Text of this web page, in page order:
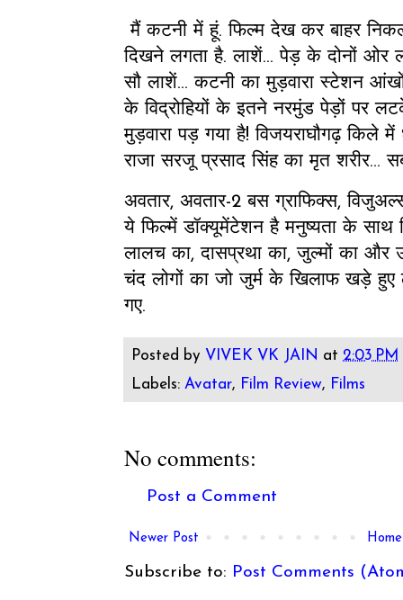
मैं कटनी में हूं. फिल्म देख कर बाहर
दिखने लगता है. लाशें... पेड़ के दोनों ओर
सौ लाशें... कटनी का मुड़वारा स्टेशन
के विद्रोहियों के इतने नरमुंड पेड़ों पर
मुड़वारा पड़ गया है! विजयराघौगढ़ किले में
राजा सरजू प्रसाद सिंह का मृत
अवतार, अवतार-2 बस ग्राफिक्स,
ये फिल्में डॉक्यूमेंटेशन है मनुष्यता के साथ
लालच का, दासप्रथा का, जुल्मों का
चंद लोगों का जो जुर्म के खिलाफ खड़े
गए.
Posted by VIVEK VK JAIN at 2:03 PM
Labels:Avatar, Film Review, Films
No comments:
Post a Comment
Newer Post Home
Subscribe to: Post Comments